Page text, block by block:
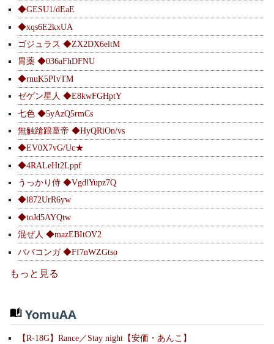
◆GESU1/dEaE
◆xqs6E2kxUA
ゴジュラス ◆ZX2DX6eltM
胃薬 ◆036aFhDFNU
◆rnuK5PIvTM
ゼゲン星人 ◆E8kwFGHptY
七色 ◆5yAzQ5rmCs
無触蹌踉童帝 ◆HyQRiOn/vs
◆EV0X7vG/Uc★
◆4RALeHt2Lppf
うっかり侍 ◆VgdlYupz7Q
◆l872UrR6yw
◆toJd5AYQtw
混ぜ人 ◆mazEBItOV2
ババコンガ ◆Ff7nWZGtso
もっと見る
YomuAA
【R-18G】Rance／Stay night【安価・あんこ】